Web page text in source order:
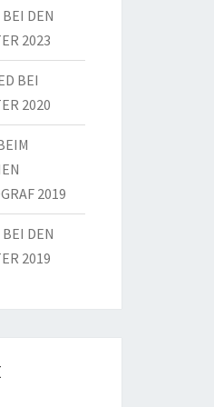
DEN
2023
BEI
2020
2019
DEN
2019